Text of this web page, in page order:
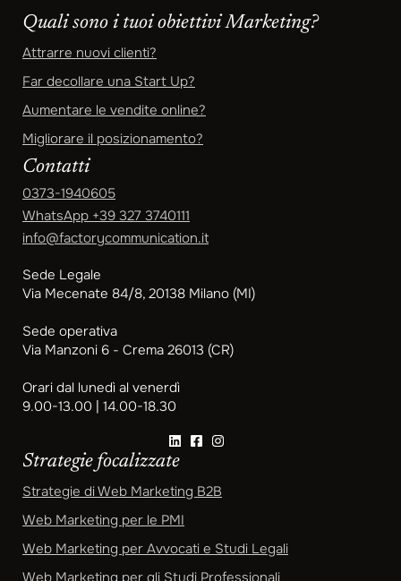
Quali sono i tuoi obiettivi Marketing?
Attrarre nuovi clienti?
Far decollare una Start Up?
Aumentare le vendite online?
Migliorare il posizionamento?
Contatti
0373-1940605
WhatsApp +39 327 3740111
info@factorycommunication.it
Sede Legale
Via Mecenate 84/8, 20138 Milano (MI)
Sede operativa
Via Manzoni 6 - Crema 26013 (CR)
Orari dal lunedì al venerdì
9.00-13.00 | 14.00-18.30
Strategie focalizzate
Strategie di Web Marketing B2B
Web Marketing per le PMI
Web Marketing per Avvocati e Studi Legali